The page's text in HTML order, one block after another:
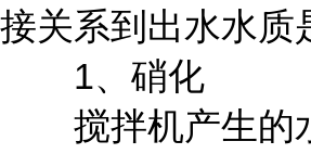
接关系到出水水质
1、硝化
搅拌机产生的